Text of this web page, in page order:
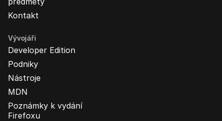
Kontakt
Vývojáři
Developer Edition
Podniky
Nástroje
MDN
Poznámky k vydání
Firefoxu